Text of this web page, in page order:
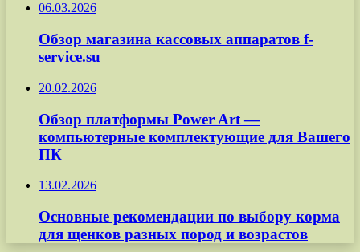
06.03.2026
Обзор магазина кассовых аппаратов f-
service.su
20.02.2026
Обзор платформы Power Art —
компьютерные комплектующие для Вашего
ПК
13.02.2026
Основные рекомендации по выбору корма
для щенков разных пород и возрастов